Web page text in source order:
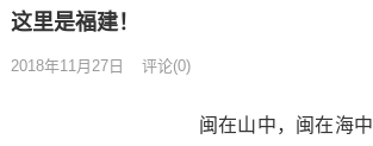
这里是福建！
2018年11月27日 评论(0)
闽在山中，闽在海中